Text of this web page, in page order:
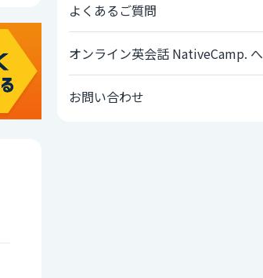
よくあるご質問
オンライン英会話 NativeCamp. へ
お問い合わせ